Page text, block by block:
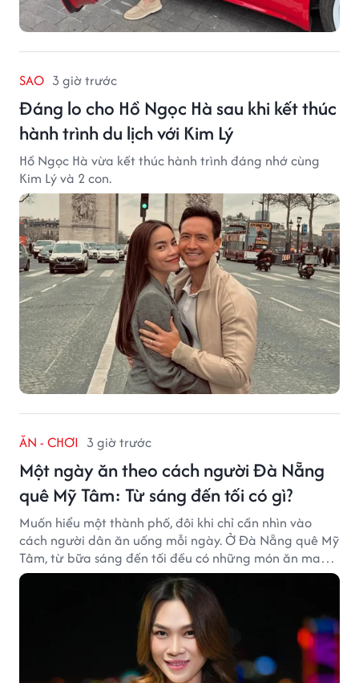
SAO 3 giờ trước
Đáng lo cho Hồ Ngọc Hà sau khi kết thúc
hành trình du lịch với Kim Lý
Hồ Ngọc Hà vừa kết thúc hành trình đáng nhớ cùng
Kim Lý và 2 con.
ĂN - CHƠI 3 giờ trước
Một ngày ăn theo cách người Đà Nẵng
quê Mỹ Tâm: Từ sáng đến tối có gì?
Muốn hiểu một thành phố, đôi khi chỉ cần nhìn vào
cách người dân ăn uống mỗi ngày. Ở Đà Nẵng quê Mỹ
Tâm, từ bữa sáng đến tối đều có những món ăn mang
đậm dấu ấn miền Trung.